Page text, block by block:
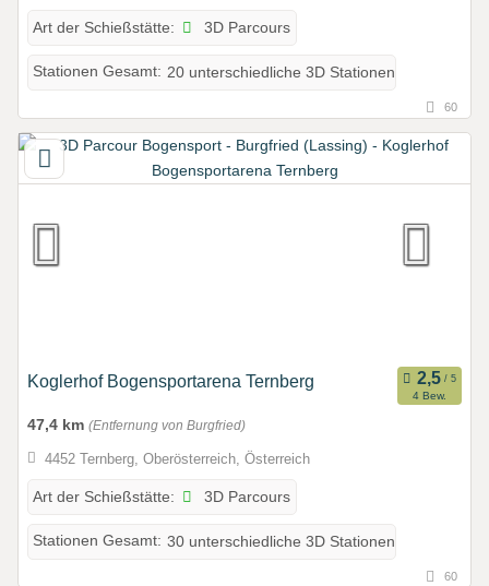
Art der Schießstätte: 3D Parcours
Stationen Gesamt: 20 unterschiedliche 3D Stationen
60
Koglerhof Bogensportarena Ternberg
4 Bew.
47,4 km (Entfernung von Burgfried)
4452 Ternberg, Oberösterreich, Österreich
Art der Schießstätte: 3D Parcours
Stationen Gesamt: 30 unterschiedliche 3D Stationen
60